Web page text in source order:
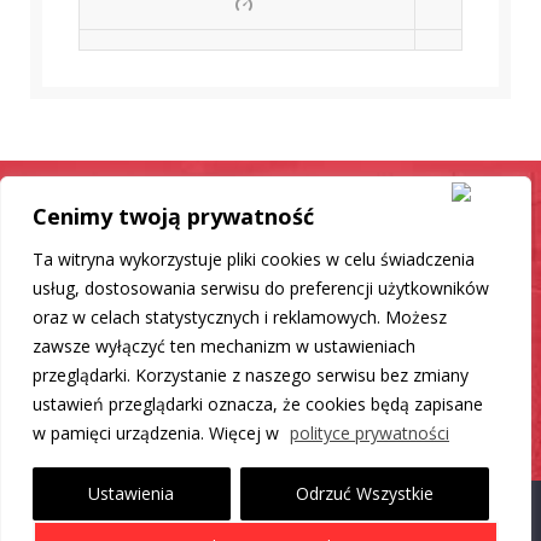
Cenimy twoją prywatność
Ta witryna wykorzystuje pliki cookies w celu świadczenia
usług, dostosowania serwisu do preferencji użytkowników
oraz w celach statystycznych i reklamowych. Możesz
zawsze wyłączyć ten mechanizm w ustawieniach
przeglądarki. Korzystanie z naszego serwisu bez zmiany
ustawień przeglądarki oznacza, że cookies będą zapisane
w pamięci urządzenia. Więcej w polityce prywatności
Ustawienia Odrzuć Wszystkie
Samochód jak nowy
Mamy dla Ciebie rozwiązanie
DO LISTY PRODUKTÓW
Proudly powered by WordPress|Theme: Carlistings byWP